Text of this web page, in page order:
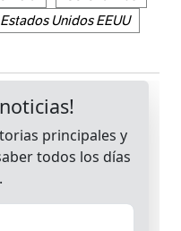
Estados Unidos EEUU